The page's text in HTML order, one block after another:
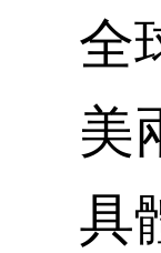
全
美
具